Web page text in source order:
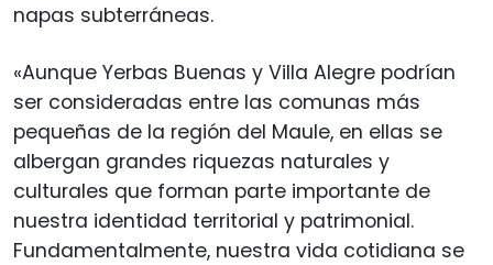
napas subterráneas.
«Aunque Yerbas Buenas y Villa Alegre podrían
ser consideradas entre las comunas más
pequeñas de la región del Maule, en ellas se
albergan grandes riquezas naturales y
culturales que forman parte importante de
nuestra identidad territorial y patrimonial.
Fundamentalmente, nuestra vida cotidiana se